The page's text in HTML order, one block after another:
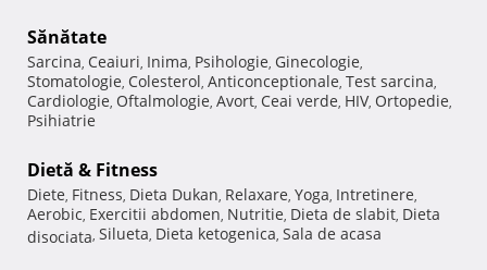
Sănătate
Sarcina, Ceaiuri, Inima, Psihologie, Ginecologie,
Stomatologie, Colesterol, Anticonceptionale, Test sarcina,
Cardiologie, Oftalmologie, Avort, Ceai verde, HIV, Ortopedie,
Psihiatrie
Dietă & Fitness
Diete, Fitness, Dieta Dukan, Relaxare, Yoga, Intretinere,
Aerobic, Exercitii abdomen, Nutritie, Dieta de slabit, Dieta
disociata, Silueta, Dieta ketogenica, Sala de acasa